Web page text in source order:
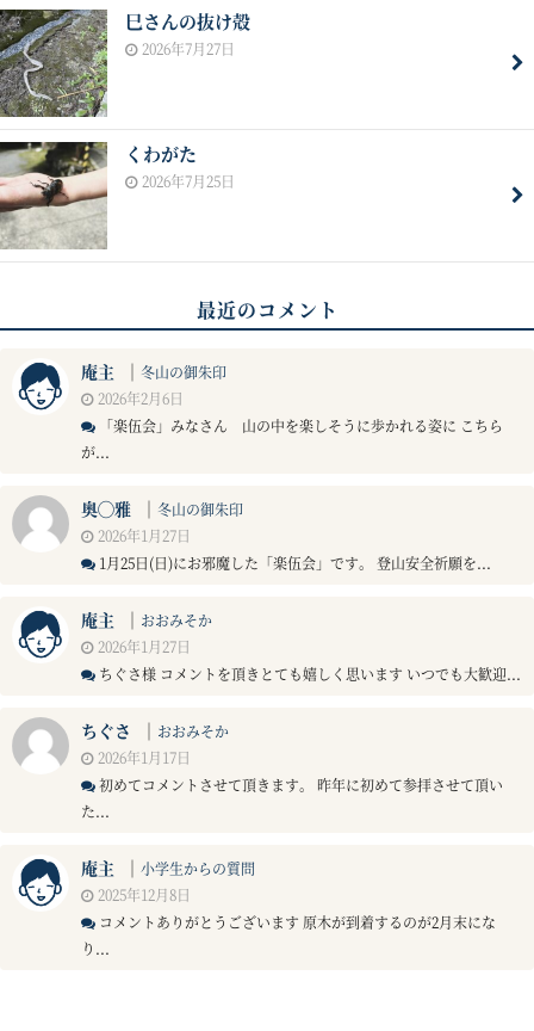
巳さんの抜け殻
2026年7月27日
くわがた
2026年7月25日
最近のコメント
庵主 ｜ 冬山の御朱印
2026年2月6日
「楽伍会」みなさん 山の中を楽しそうに歩かれる姿に こちら
が...
奥◯雅 ｜ 冬山の御朱印
2026年1月27日
1月25日(日)にお邪魔した「楽伍会」です。 登山安全祈願を...
庵主 ｜ おおみそか
2026年1月27日
ちぐさ様 コメントを頂きとても嬉しく思います いつでも大歓迎...
ちぐさ ｜ おおみそか
2026年1月17日
初めてコメントさせて頂きます。 昨年に初めて参拝させて頂い
た...
庵主 ｜ 小学生からの質問
2025年12月8日
コメントありがとうございます 原木が到着するのが2月末にな
り...